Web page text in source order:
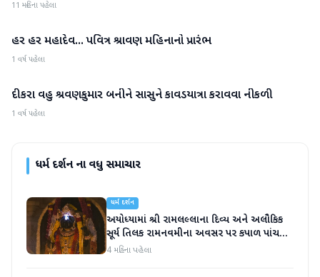
11 મહિના પહેલા
ધર્મ દર્શન
હર હર મહાદેવ... પવિત્ર શ્રાવણ મહિનાનો પ્રારંભ
1 વર્ષ પહેલા
ધર્મ દર્શન
દીકરા વહુ શ્રવણકુમાર બનીને સાસુને કાવડયાત્રા કરાવવા નીકળી
1 વર્ષ પહેલા
ધર્મ દર્શનના વધુ સમાચાર
ધર્મ દર્શન
અયોધ્યામાં શ્રી રામલલ્લાના દિવ્ય અને અલૌકિક
સૂર્ય તિલક રામનવમીના અવસર પર કપાળ પાંચ
મિનિટ સુધી ચમકતું હતું.
4 મહિના પહેલા